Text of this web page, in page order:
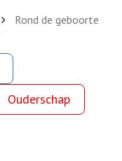
Rond de geboorte
Ouderschap